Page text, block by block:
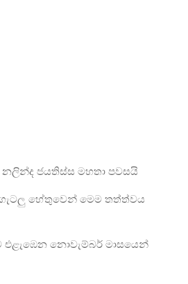
ජයතිස්ස මහතා පවසයි
ගැටලු හේතුවෙන් මෙම තත්ත්වය
එළැඹෙන නොවැම්බර් මාසයෙන්